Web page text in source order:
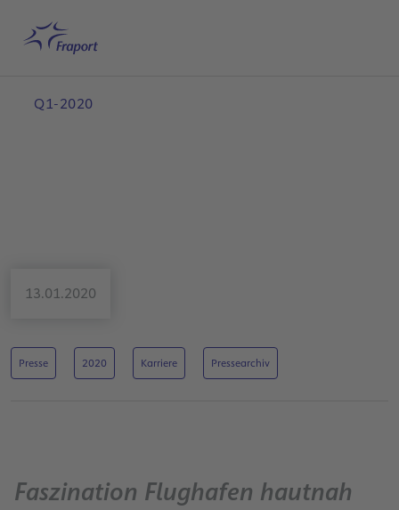
Startseite
Q1-2020
13.01.2020
Presse 2020 Karriere Pressearchiv
Faszination Flughafen hautnah